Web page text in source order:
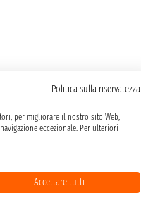
Politica sulla riservatezza
per migliorare il nostro sito Web,
eccezionale. Per ulteriori
Accettare tutti